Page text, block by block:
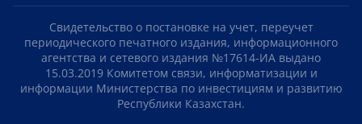
Свидетельство о постановке на учет, переучет
периодического печатного издания, информационного
агентства и сетевого издания №17614-ИА выдано
15.03.2019 Комитетом связи, информатизации и
информации Министерства по инвестициям и развитию
Республики Казахстан.